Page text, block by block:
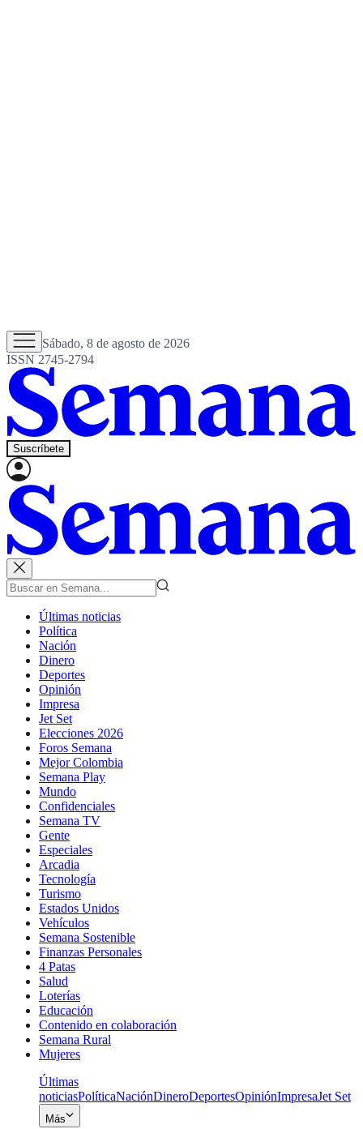
Sábado, 8 de agosto de 2026
ISSN 2745-2794
Suscríbete
Últimas noticias
Política
Nación
Dinero
Deportes
Opinión
Impresa
Jet Set
Elecciones 2026
Foros Semana
Mejor Colombia
Semana Play
Mundo
Confidenciales
Semana TV
Gente
Especiales
Arcadia
Tecnología
Turismo
Estados Unidos
Vehículos
Semana Sostenible
Finanzas Personales
4 Patas
Salud
Loterías
Educación
Contenido en colaboración
Semana Rural
Mujeres
Últimas
noticiasPolíticaNaciónDineroDeportesOpiniónImpresaJet Set
Más